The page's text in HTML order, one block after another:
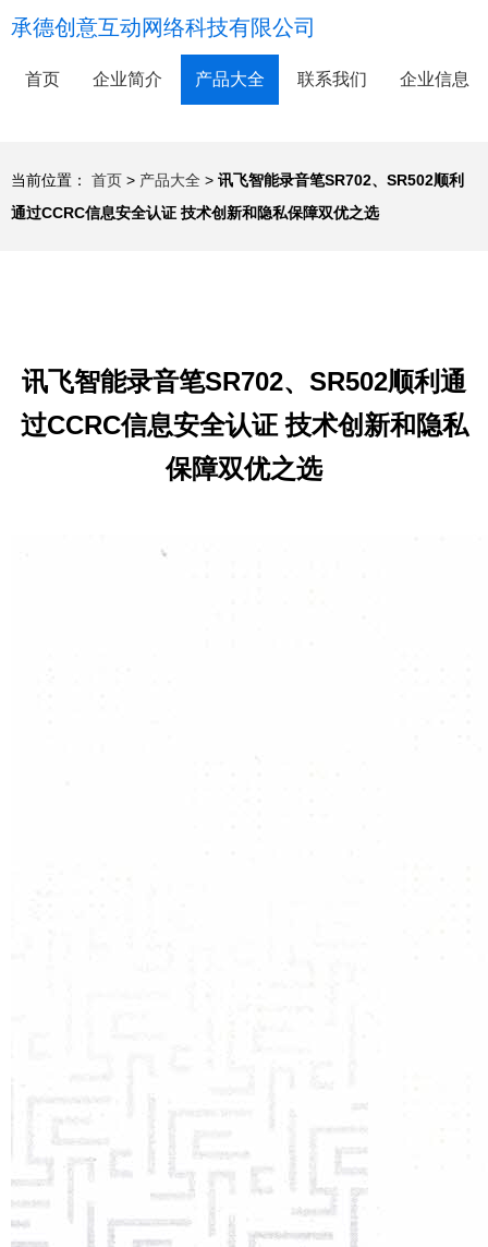
承德创意互动网络科技有限公司
首页 企业简介 产品大全 联系我们 企业信息
当前位置： 首页 > 产品大全 > 讯飞智能录音笔SR702、SR502顺利
通过CCRC信息安全认证 技术创新和隐私保障双优之选
讯飞智能录音笔SR702、SR502顺利通
过CCRC信息安全认证 技术创新和隐私
保障双优之选